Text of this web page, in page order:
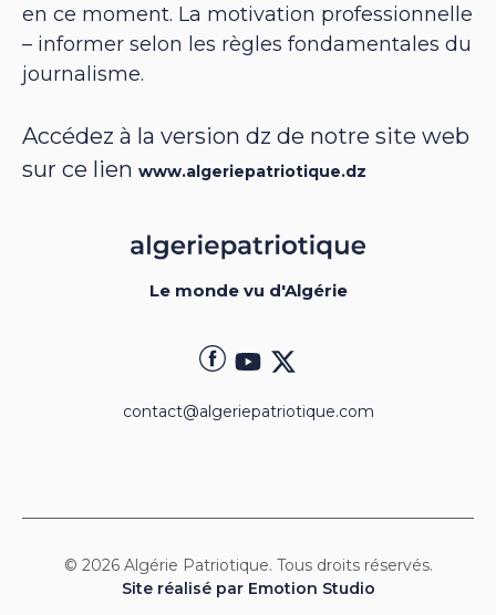
en ce moment. La motivation professionnelle
– informer selon les règles fondamentales du
journalisme.
Accédez à la version dz de notre site web
sur ce lien www.algeriepatriotique.dz
Le monde vu d'Algérie
contact@algeriepatriotique.com
© 2026 Algérie Patriotique. Tous droits réservés.
Site réalisé par Emotion Studio